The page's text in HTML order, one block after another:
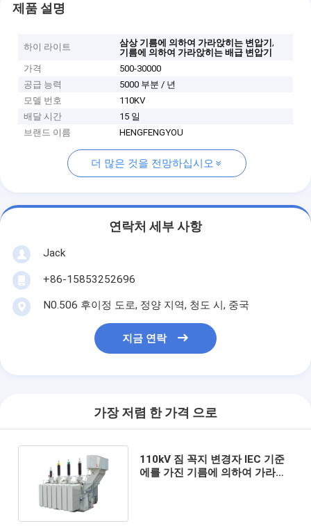
제품 설명
하이 라이트 삼상 기름에 의하여 가라앉히는 변압기,
기름에 의하여 가라앉히는 배급 변압기
가격
500-30000
공급 능력
5000 부분 / 년
모델 번호
110KV
배달 시간
15 일
브랜드 이름
HENGFENGYOU
더 많은 것을 전망하십시오
연락처 세부 사항
Jack
+86-15853252696
N0.506 후이정 도로, 정양 지역, 청도 시, 중국
지금 연락
가장 저렴 한 가격 으로
110kV 짐 꼭지 변경자 IEC 기준
에를 가진 기름에 의하여 가라앉